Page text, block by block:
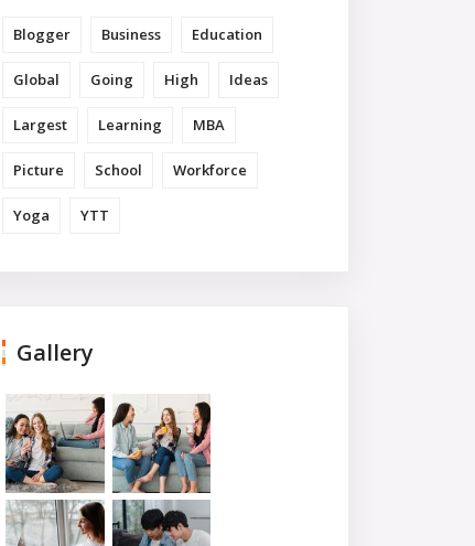
Blogger Business Education
Global Going High Ideas
Largest Learning MBA
Picture School Workforce
Yoga YTT
Gallery